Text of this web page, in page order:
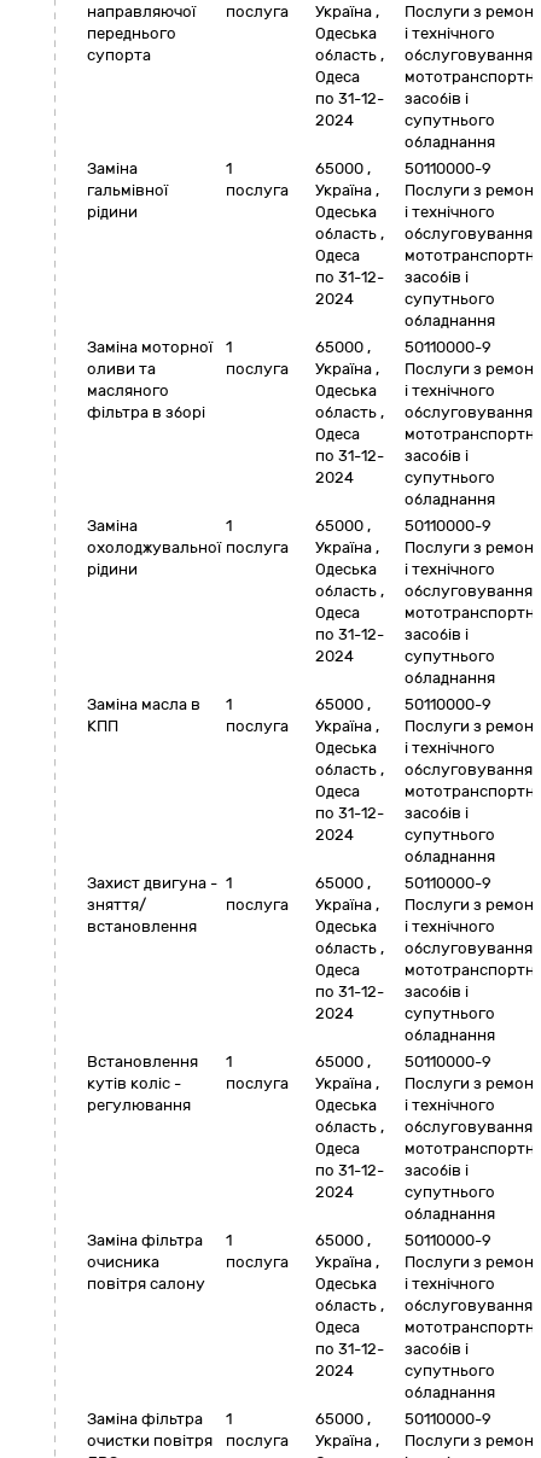
направляючої
переднього
супорта
послуга
Україна ,
Одеська
область ,
Одеса
по 31-12-
2024
Послуги з
і технічного
обслуговування
засобів і
супутнього
обладнання
Заміна
гальмівної
рідини
1
послуга
65000 ,
Україна ,
Одеська
область ,
Одеса
по 31-12-
2024
50110000-9
Послуги з
і технічного
обслуговування
засобів і
супутнього
обладнання
Заміна моторної
оливи та
масляного
фільтра в зборі
1
послуга
65000 ,
Україна ,
Одеська
область ,
Одеса
по 31-12-
2024
50110000-9
Послуги з
і технічного
обслуговування
засобів і
супутнього
обладнання
Заміна
охолоджувальної
рідини
1
послуга
65000 ,
Україна ,
Одеська
область ,
Одеса
по 31-12-
2024
50110000-9
Послуги з
і технічного
обслуговування
засобів і
супутнього
обладнання
Заміна масла в
КПП
1
послуга
65000 ,
Україна ,
Одеська
область ,
Одеса
по 31-12-
2024
50110000-9
Послуги з
і технічного
обслуговування
засобів і
супутнього
обладнання
Захист двигуна -
зняття/
встановлення
1
послуга
65000 ,
Україна ,
Одеська
область ,
Одеса
по 31-12-
2024
50110000-9
Послуги з
і технічного
обслуговування
засобів і
супутнього
обладнання
Встановлення
кутів коліс -
регулювання
1
послуга
65000 ,
Україна ,
Одеська
область ,
Одеса
по 31-12-
2024
50110000-9
Послуги з
і технічного
обслуговування
засобів і
супутнього
обладнання
Заміна фільтра
очисника
повітря салону
1
послуга
65000 ,
Україна ,
Одеська
область ,
Одеса
по 31-12-
2024
50110000-9
Послуги з
і технічного
обслуговування
засобів і
супутнього
обладнання
Заміна фільтра
очистки повітря
1
послуга
65000 ,
Україна ,
50110000-9
Послуги з